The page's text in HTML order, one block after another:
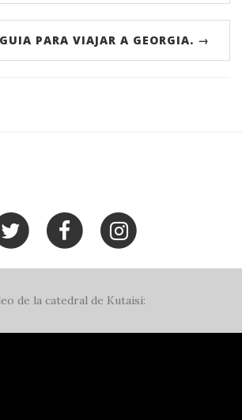
PARA VIAJAR A GEORGIA. →
de la catedral de Kutaisi: